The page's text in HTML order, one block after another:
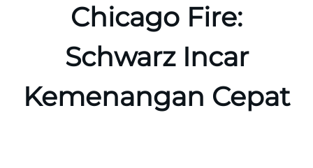
Chicago Fire:
Schwarz Incar
Kemenangan Cepat